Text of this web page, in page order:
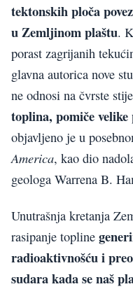
tektonskih ploča
u Zemljinom plaštu.
porast zagrijanih
glavna autorica nove
ne odnosi na čvrste
toplina, pomiče velike
objavljeno je u
America, kao dio
geologa Warrena B.
Unutrašnja kretanja
rasipanje topline
radioaktivnošću i
sudara kada se naš